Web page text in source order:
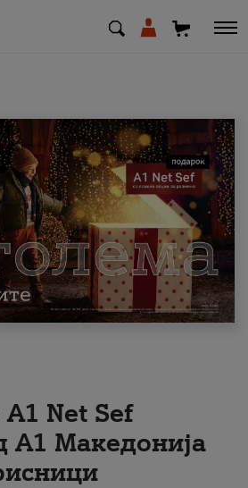
Net Sеf
А1 Македонија